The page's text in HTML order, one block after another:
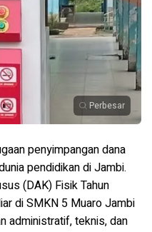
Perbesar
penyimpangan dana
pendidikan di Jambi.
(DAK) Fisik Tahun
di SMKN 5 Muaro Jambi
administratif, teknis, dan